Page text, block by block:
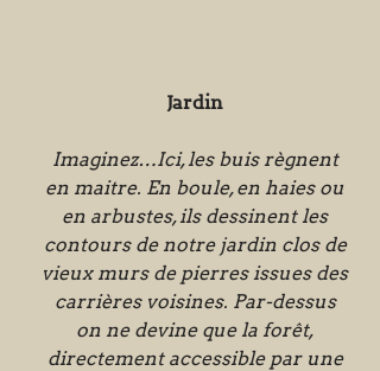
Jardin
Imaginez…Ici, les buis règnent
en maitre. En boule, en haies ou
en arbustes, ils dessinent les
contours de notre jardin clos de
vieux murs de pierres issues des
carrières voisines. Par-dessus
on ne devine que la forêt,
directement accessible par une